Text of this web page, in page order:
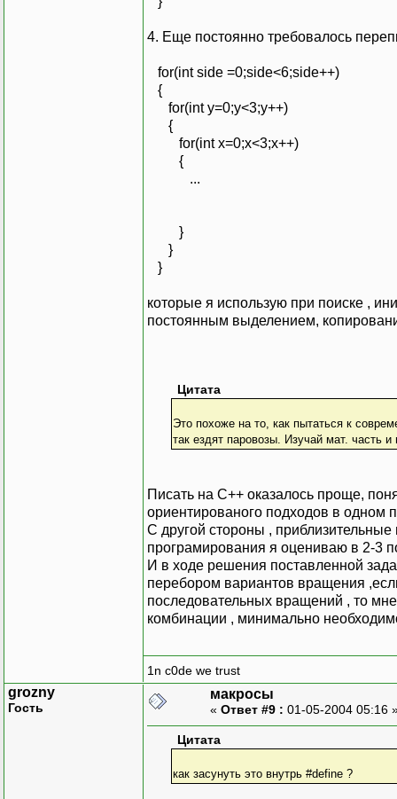
4. Еще постоянно требовалось
for(int side =0;side<6;side++)
{
for(int y=0;y<3;y++)
{
for(int x=0;x<3;x++)
{
...
}
}
}
которые я использую при поиске ,
постоянным выделением,
Цитата
Это похоже на то, как пытаться к
так ездят паровозы. Изучай мат. часть
Писать на С++ оказалось проще,
ориентированого подходов в одном
С другой стороны ,
програмирования я оцениваю в 2-3
И в ходе решения поставленной
перебором вариантов вращения
последовательных вращений , то
комбинации , минимально
1n c0de we trust
grozny
Гость
макросы
« Ответ #9 : 01-05-2004 05:16
Цитата
как засунуть это внутрь #define ?